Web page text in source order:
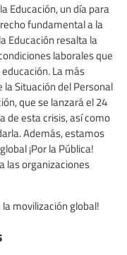
Educación, un día para
fundamental a la
Educación resalta la
laborales que
La más
la Situación del Personal
que se lanzará el 24
de esta crisis, así como
Además, estamos
¡Por la Pública!
las organizaciones
movilización global!